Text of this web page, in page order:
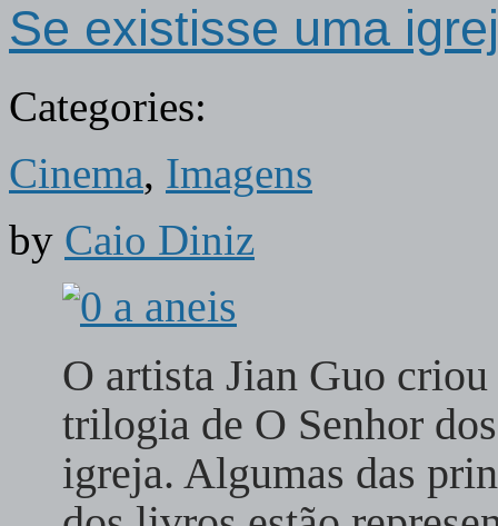
Se existisse uma
Categories:
Cinema, Imagens
by Caio Diniz
O artista Jian Guo
trilogia de O Senhor
igreja. Algumas das